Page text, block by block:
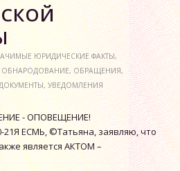
ЮРИДИЧЕСКИЕ ФАКТЫ,
ОБНАРОДОВАНИЕ,ОБРАЩЕНИЯ,
,УВЕДОМЛЕНИЯ
- ОПОВЕЩЕНИЕ!
ЕСМЬ, ©Татьяна, заявляю, что
является АКТОМ –